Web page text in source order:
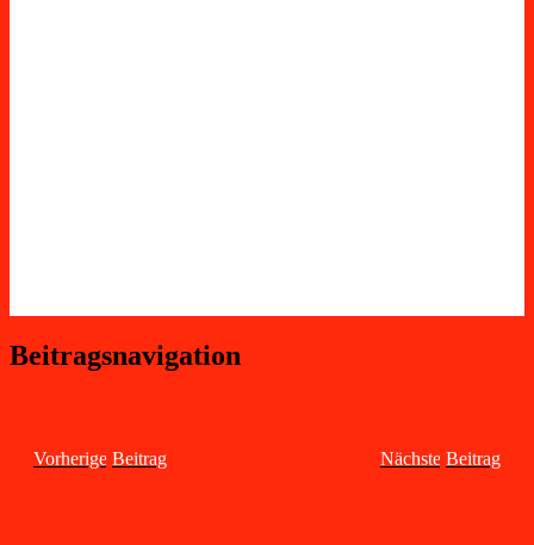
Beitragsnavigation
VorherigerBeitrag NächsterBeitrag